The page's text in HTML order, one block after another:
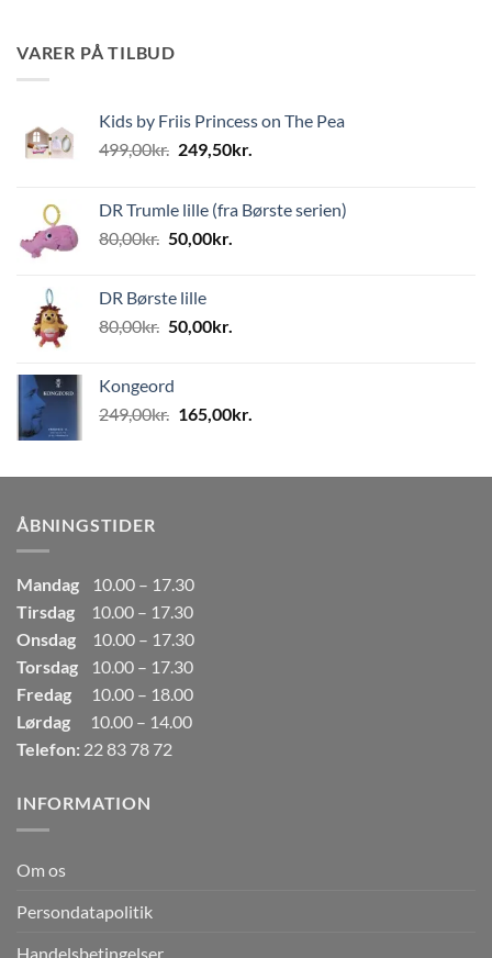
VARER PÅ TILBUD
Kids by Friis Princess on The Pea
499,00kr. Den
var:
499,00kr..
249,50kr.
er:
DR Trumle lille (fra Børste serien)
80,00kr. Den
var:
80,00kr..
50,00kr.
50,00kr..
DR Børste lille
80,00kr. Den
var:
80,00kr..
50,00kr.
50,00kr..
Kongeord
249,00kr. Den
var:
165,00kr.
er:
ÅBNINGSTIDER
Mandag
10.00 – 17.30
Tirsdag
10.00 – 17.30
Onsdag
10.00 – 17.30
Torsdag
10.00 – 17.30
Fredag
10.00 – 18.00
Lørdag
10.00 – 14.00
Telefon: 22 83 78 72
INFORMATION
Om os
Persondatapolitik
Handelsbetingelser